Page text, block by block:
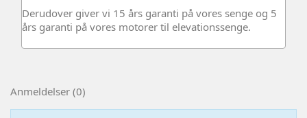
Derudover giver vi 15 års garanti på vores senge og 5
års garanti på vores motorer til elevationssenge.
Anmeldelser (0)